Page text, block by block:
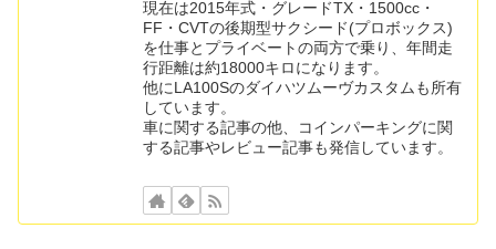
現在は2015年式・グレードTX・1500cc・
FF・CVTの後期型サクシード(プロボックス)
を仕事とプライベートの両方で乗り、年間走
行距離は約18000キロになります。
他にLA100Sのダイハツムーヴカスタムも所有
しています。
車に関する記事の他、コインパーキングに関
する記事やレビュー記事も発信しています。